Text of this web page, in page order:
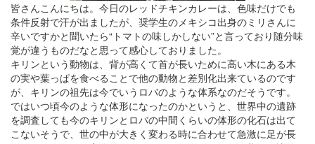
皆さんこんにちは。今日のレッドチキンカレーは、色味だけでも
条件反射で汗が出ましたが、奨学生のメキシコ出身のミリさんに
辛いですかと聞いたら“トマトの味しかしない”と言っており随分味
覚が違うものだなと思って感心しておりました。
キリンという動物は、背が高くて首が長いために高い木にある木
の実や葉っぱを食べることで他の動物と差別化出来ているのです
が、キリンの祖先は今でいうロバのような体系なのだそうです。
ではいつ頃今のような体形になったのかというと、世界中の遺跡
を調査しても今のキリンとロバの中間くらいの体形の化石は出て
こないそうで、世の中が大きく変わる時に合わせて急激に足が長